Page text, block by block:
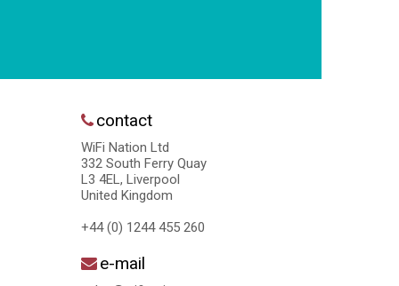
contact
WiFi Nation Ltd
332 South Ferry Quay
L3 4EL, Liverpool
United Kingdom
+44 (0) 1244 455 260
e-mail